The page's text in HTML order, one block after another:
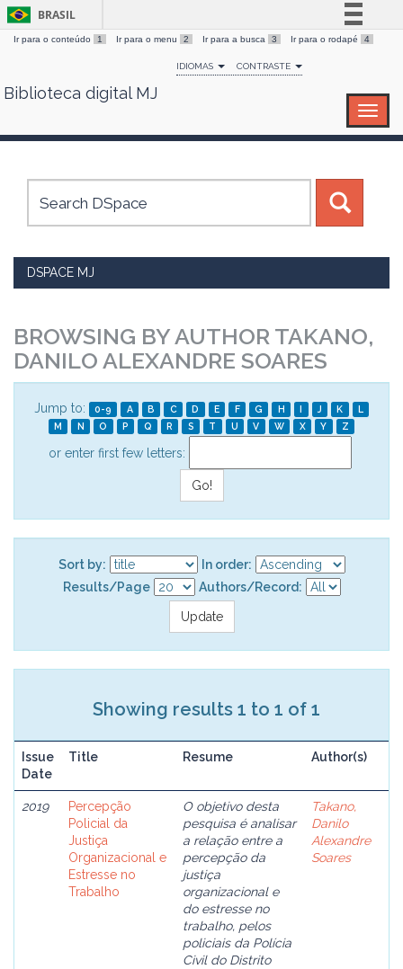
Skip
BRASIL
Simplifique!
Comunica BR
Canais
Ir para o conteúdo 1 Ir para o menu 2 Ir para a busca 3 Ir para o rodapé 4
IDIOMAS CONTRASTE
Biblioteca digital MJ
DSPACE MJ
BROWSING BY AUTHOR TAKANO,
DANILO ALEXANDRE SOARES
Jump to: 0-9 A B C D E F G H I J K
L
M
N O P Q R S T U V W X Y Z
or enter first few letters:
Sort by:
In order:
Results/Page
Authors/Record:
Showing results 1 to 1 of 1
Issue
Date
Title Resume Author(s)
2019
Percepção
Policial da
Justiça
Organizacional e
Estresse no
Trabalho
O objetivo desta
pesquisa é analisar
a relação entre a
percepção da
justiça
organizacional e
do estresse no
trabalho, pelos
policiais da Polícia
Civil do Distrito
Takano,
Danilo
Alexandre
Soares